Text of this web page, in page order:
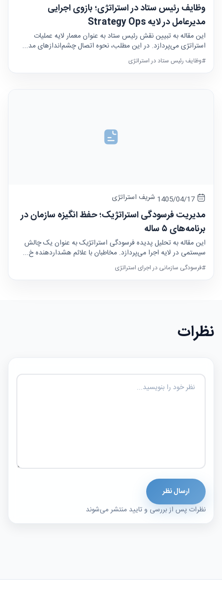
وظایف رئیس ستاد در استراتژی؛ بازوی اجرایی
مدیرعامل در لایه Strategy Ops
این مقاله به تبیین نقش رئیس ستاد به عنوان معمار لایه عملیات
استراتژی می‌پردازد. در این مطلب، نحوه اتصال چشم‌اندازهای مد...
#وظایف رئیس ستاد در استراتژی
شریف استراتژی
مدیریت فرسودگی استراتژیک؛ حفظ انگیزه سازمان در
برنامه‌های ۵ ساله
این مقاله به تحلیل پدیده فرسودگی استراتژیک به عنوان یک چالش
سیستمی در لایه اجرا می‌پردازد. مخاطبان با علائم هشداردهنده خ...
#فرسودگی سازمانی در اجرای استراتژی
نظرات
نظرات پس از بررسی و تایید منتشر می‌شوند
ارسال نظر